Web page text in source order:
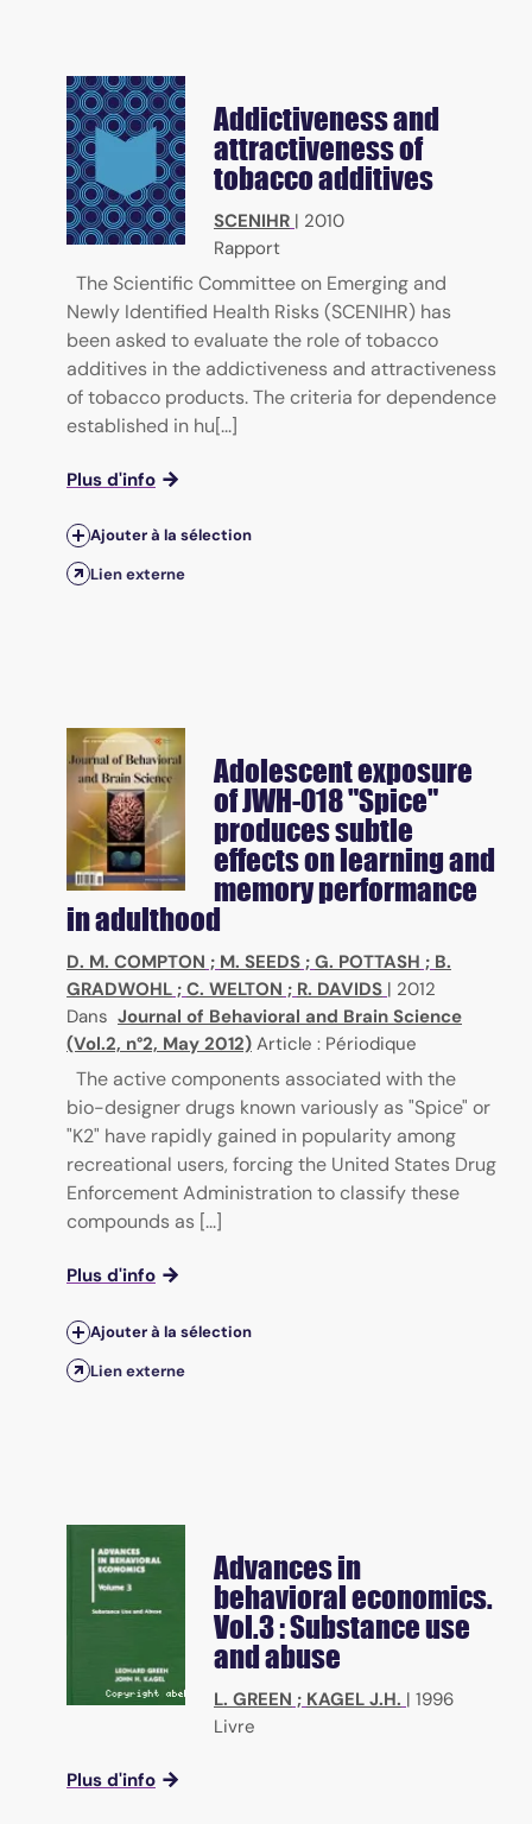
Addictiveness and
attractiveness of
tobacco additives
SCENIHR | 2010
Rapport
The Scientific Committee on Emerging and
Newly Identified Health Risks (SCENIHR) has
been asked to evaluate the role of tobacco
additives in the addictiveness and attractiveness
of tobacco products. The criteria for dependence
established in hu[...]
Plus d'info
Ajouter à la sélection
Lien externe
Adolescent exposure
of JWH-018 "Spice"
produces subtle
effects on learning and
memory performance
in adulthood
D. M. COMPTON ; M. SEEDS ; G. POTTASH ; B.
GRADWOHL ; C. WELTON ; R. DAVIDS | 2012
Dans Journal of Behavioral and Brain Science
(Vol.2, n°2, May 2012) Article : Périodique
The active components associated with the
bio-designer drugs known variously as "Spice" or
"K2" have rapidly gained in popularity among
recreational users, forcing the United States Drug
Enforcement Administration to classify these
compounds as [...]
Plus d'info
Ajouter à la sélection
Lien externe
Advances in
behavioral economics.
Vol.3 : Substance use
and abuse
L. GREEN ; KAGEL J.H. | 1996
Livre
Plus d'info